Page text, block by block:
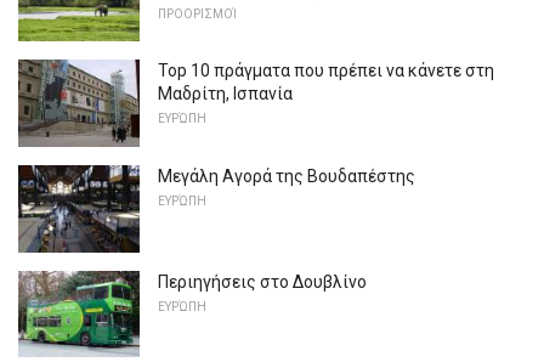
ΠΡΟΟΡΙΣΜΟΊ
Top 10 πράγματα που πρέπει να κάνετε στη
Μαδρίτη, Ισπανία
ΕΥΡΏΠΗ
Μεγάλη Αγορά της Βουδαπέστης
ΕΥΡΏΠΗ
Περιηγήσεις στο Δουβλίνο
ΕΥΡΏΠΗ